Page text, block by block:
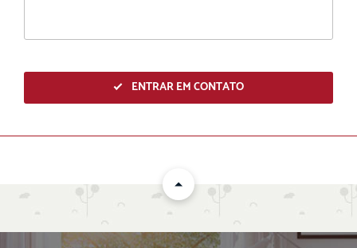
ENTRAR EM CONTATO